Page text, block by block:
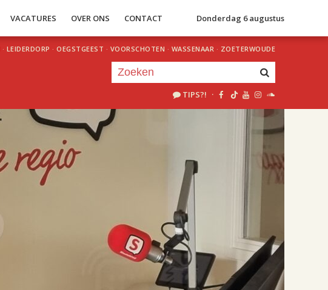
VACATURES OVER ONS CONTACT Donderdag 6 augustus
· LEIDERDORP · OEGSTGEEST · VOORSCHOTEN · WASSENAAR · ZOETERWOUDE
TIPS?! ·
uur 1 van 2
Volgend uur